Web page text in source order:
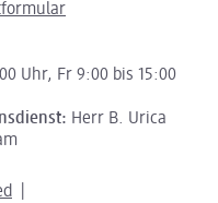
Uhr, Fr 9:00 bis 15:00
Herr B. Urica